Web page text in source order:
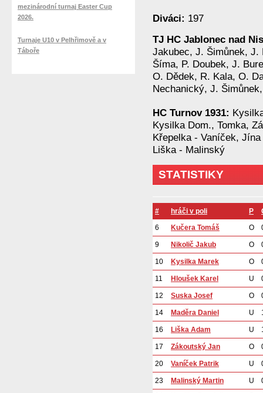
Diváci: 197
TJ HC Jablonec nad
Jakubec, J. Šimůnek, J.
Šíma, P. Doubek, J.
O. Dědek, R. Kala, O.
Nechanický, J.
HC Turnov 1931:
Kysilka Dom., Tomka,
Křepelka - Vaníček,
Liška - Malinský
STATISTIKY
# hráči v poli P
6
Kučera Tomáš O
9 Nikolič Jakub O
10 Kysilka Marek O
11 Hloušek Karel U
12 Suska Josef O
14 Maděra Daniel U
16 Liška Adam U
17 Zákoutský Jan O
20 Vaníček Patrik U
23 Malinský Martin U
mezinárodní turnaj Easter Cup
2026.
Turnaje U10 v Pelhřimově a v
Táboře